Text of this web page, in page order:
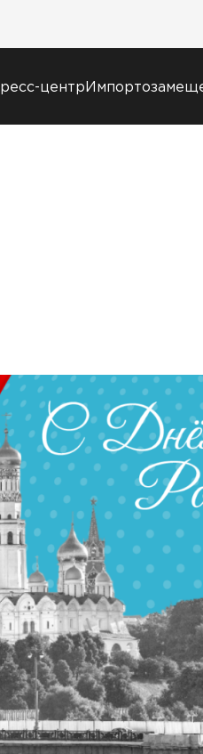
центр
Партнеры
Партнерство с
DATAREON
Партнеры